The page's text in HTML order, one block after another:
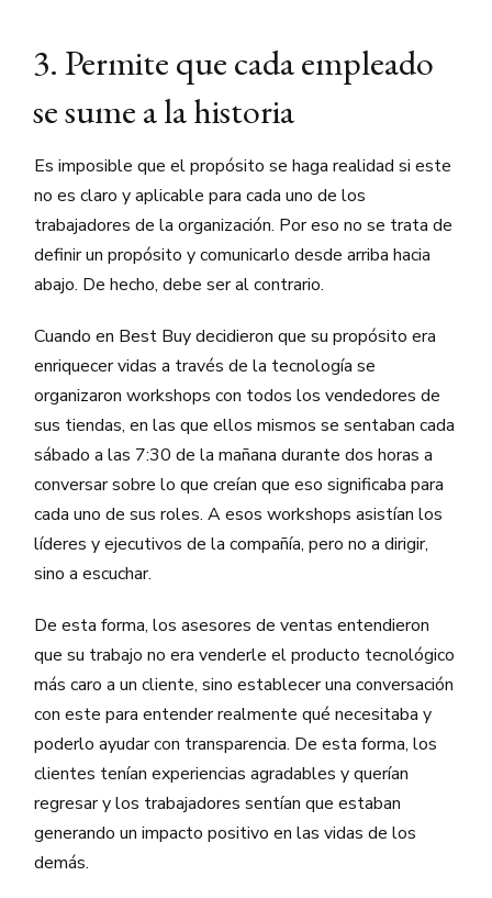
3. Permite que cada empleado
se sume a la historia
Es imposible que el propósito se haga realidad si este
no es claro y aplicable para cada uno de los
trabajadores de la organización. Por eso no se trata de
definir un propósito y comunicarlo desde arriba hacia
abajo. De hecho, debe ser al contrario.
Cuando en Best Buy decidieron que su propósito era
enriquecer vidas a través de la tecnología se
organizaron workshops con todos los vendedores de
sus tiendas, en las que ellos mismos se sentaban cada
sábado a las 7:30 de la mañana durante dos horas a
conversar sobre lo que creían que eso significaba para
cada uno de sus roles. A esos workshops asistían los
líderes y ejecutivos de la compañía, pero no a dirigir,
sino a escuchar.
De esta forma, los asesores de ventas entendieron
que su trabajo no era venderle el producto tecnológico
más caro a un cliente, sino establecer una conversación
con este para entender realmente qué necesitaba y
poderlo ayudar con transparencia. De esta forma, los
clientes tenían experiencias agradables y querían
regresar y los trabajadores sentían que estaban
generando un impacto positivo en las vidas de los
demás.